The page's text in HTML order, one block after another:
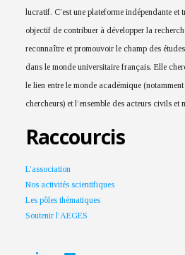
lucratif. C’est une plateforme indépendante
objectif de contribuer à développer la
reconnaître et promouvoir le champ des
dans le monde universitaire français. Elle
le lien entre le monde académique
chercheurs) et l’ensemble des acteurs civils et
Raccourcis
L’association
Nos activités scientifiques
Les pôles thématiques
Soutenir l’AEGES